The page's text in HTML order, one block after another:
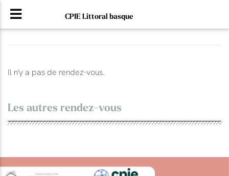
CPIE Littoral basque
Il n'y a pas de rendez-vous.
Les autres rendez-vous